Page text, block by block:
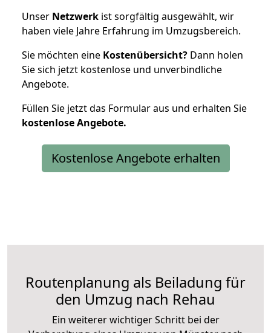
Unser Netzwerk ist sorgfältig ausgewählt, wir
haben viele Jahre Erfahrung im Umzugsbereich.
Sie möchten eine Kostenübersicht? Dann holen
Sie sich jetzt kostenlose und unverbindliche
Angebote.
Füllen Sie jetzt das Formular aus und erhalten Sie
kostenloseAngebote.
Kostenlose Angebote erhalten
Routenplanung als Beiladung für
den Umzug nach Rehau
Ein weiterer wichtiger Schritt bei der